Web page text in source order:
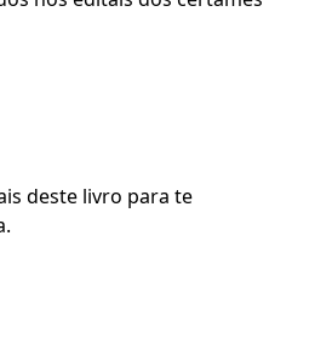
deste livro para te